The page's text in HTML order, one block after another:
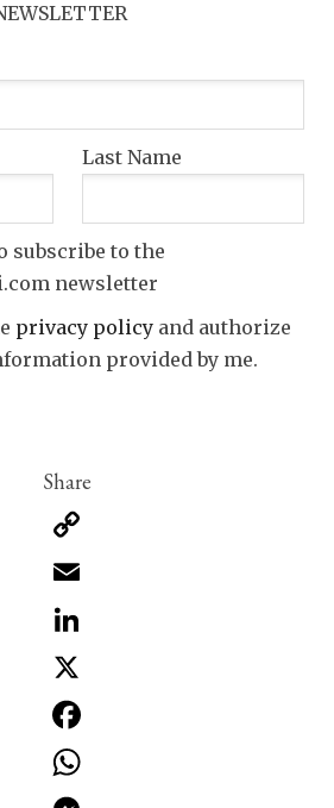
Last Name
subscribe to the
newsletter
privacy policy and authorize
provided by me.